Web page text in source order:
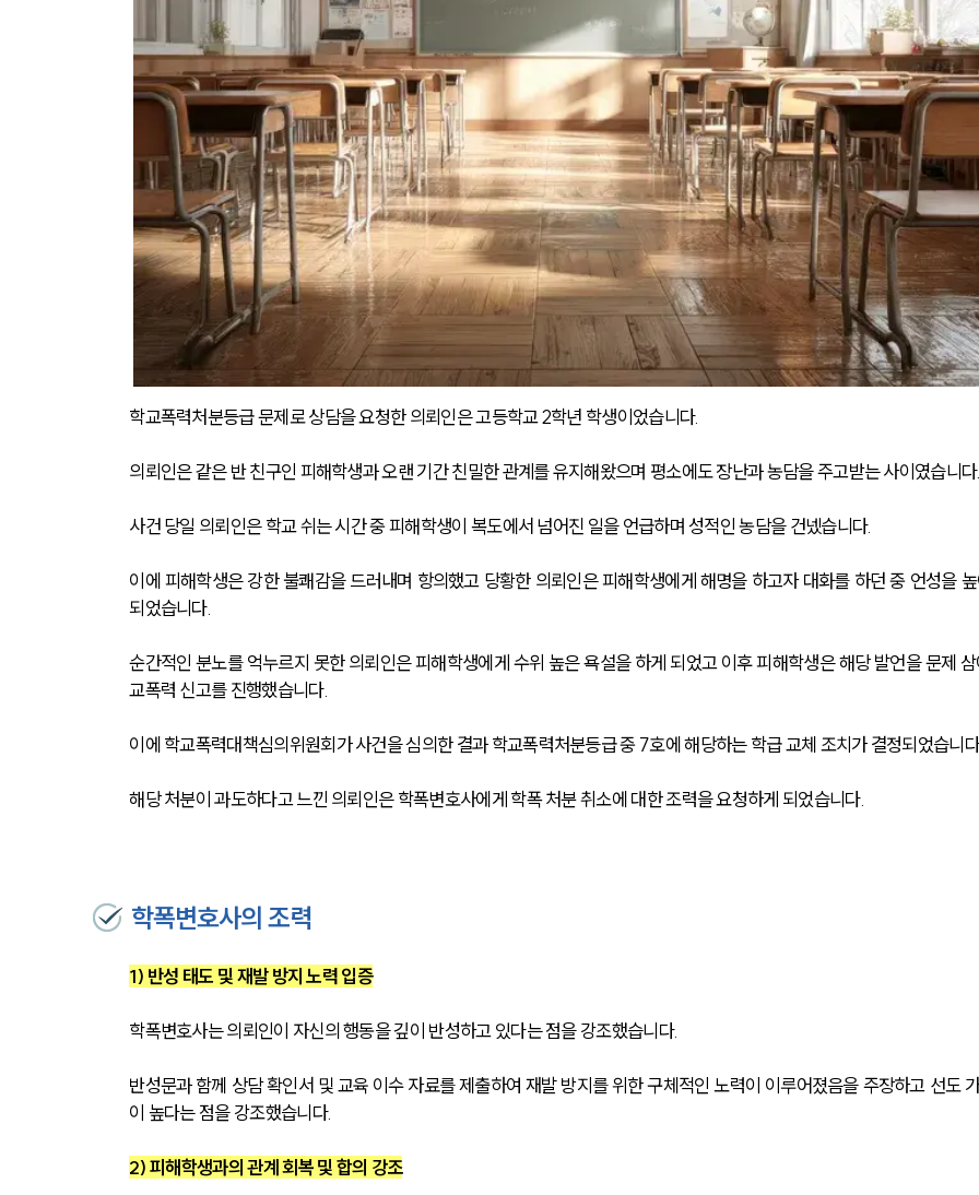
학교폭력처분등급 문제로 상담을 요청한 의뢰인은 고등학교 2학년 학생이었습니다.
의뢰인은 같은 반 친구인 피해학생과 오랜 기간 친밀한 관계를 유지해왔으며 평소에도 장난과 농담을 주고받는 사이였습니다.
사건 당일 의뢰인은 학교 쉬는 시간 중 피해학생이 복도에서 넘어진 일을 언급하며 성적인 농담을 건넸습니다.
이에 피해학생은 강한 불쾌감을 드러내며 항의했고 당황한 의뢰인은 피해학생에게 해명을 하고자 대화를 하던 중 언성을 높
되었습니다.
순간적인 분노를 억누르지 못한 의뢰인은 피해학생에게 수위 높은 욕설을 하게 되었고 이후 피해학생은 해당 발언을 문제
교폭력 신고를 진행했습니다.
이에 학교폭력대책심의위원회가 사건을 심의한 결과 학교폭력처분등급 중 7호에 해당하는 학급 교체 조치가 결정되었습니
해당 처분이 과도하다고 느낀 의뢰인은 학폭변호사에게 학폭 처분 취소에 대한 조력을 요청하게 되었습니다.
학폭변호사의 조력
1) 반성 태도 및 재발 방지 노력 입증
학폭변호사는 의뢰인이 자신의 행동을 깊이 반성하고 있다는 점을 강조했습니다.
반성문과 함께 상담 확인서 및 교육 이수 자료를 제출하여 재발 방지를 위한 구체적인 노력이 이루어졌음을 주장하고 선도
이 높다는 점을 강조했습니다.
2) 피해학생과의 관계 회복 및 합의 강조